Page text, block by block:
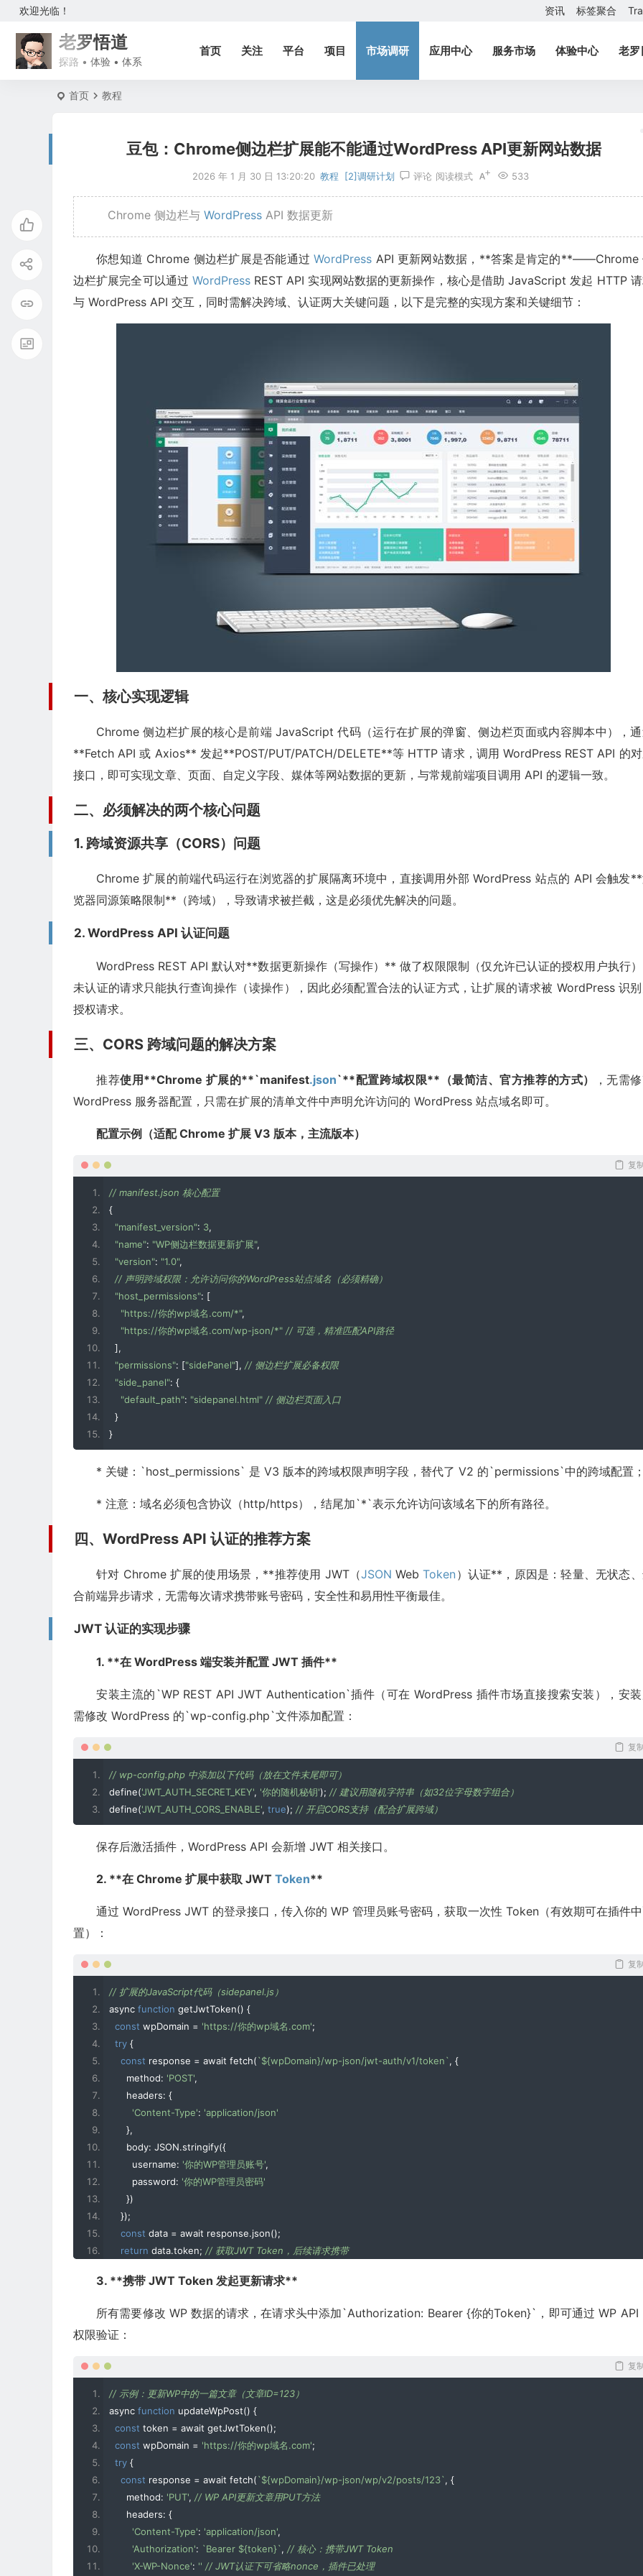
欢迎光临！ 资讯 标签聚合
老罗悟道
探路 • 体验 • 体系
首页 关注 平台 项目 市场调研 应用中心 服务市场 体验中心 老罗
首页 教程
豆包：Chrome侧边栏扩展能不能通过WordPress API更新网站数据
2026 年 1 月 30 日 13:20:20 教程 [2]调研计划 评论 533
阅读模式
Chrome 侧边栏与 WordPress API 数据更新
你想知道 Chrome 侧边栏扩展是否能通过WordPress API 更新网站数据，**答案是肯定的**——Chrome
边栏扩展完全可以通过WordPress REST API 实现网站数据的更新操作，核心是借助 JavaScript 发起 HTTP
与 WordPress API 交互，同时需解决跨域、认证两大关键问题，以下是完整的实现方案和关键细节：
一、核心实现逻辑
Chrome 侧边栏扩展的核心是前端 JavaScript 代码（运行在扩展的弹窗、侧边栏页面或内容脚本中），
**Fetch API 或 Axios** 发起**POST/PUT/PATCH/DELETE**等 HTTP 请求，调用 WordPress REST API 的
接口，即可实现文章、页面、自定义字段、媒体等网站数据的更新，与常规前端项目调用 API 的逻辑一致。
二、必须解决的两个核心问题
1. 跨域资源共享（CORS）问题
Chrome 扩展的前端代码运行在浏览器的扩展隔离环境中，直接调用外部 WordPress 站点的 API 会触发
览器同源策略限制**（跨域），导致请求被拦截，这是必须优先解决的问题。
2. WordPress API 认证问题
WordPress REST API 默认对**数据更新操作（写操作）** 做了权限限制（仅允许已认证的授权用户执行
未认证的请求只能执行查询操作（读操作），因此必须配置合法的认证方式，让扩展的请求被 WordPress 识
授权请求。
三、CORS 跨域问题的解决方案
推荐使用**Chrome 扩展的**`manifest.json`**配置跨域权限**（最简洁、官方推荐的方式）
，无需
WordPress 服务器配置，只需在扩展的清单文件中声明允许访问的 WordPress 站点域名即可。
配置示例（适配 Chrome 扩展 V3 版本，主流版本）
复
// manifest.json 核心配置
{
"manifest_version": 3,
"name": "WP侧边栏数据更新扩展",
"version": "1.0",
// 声明跨域权限：允许访问你的WordPress站点域名（必须精确）
"host_permissions": [
"https://你的wp域名.com/*",
"https://你的wp域名.com/wp-json/*" // 可选，精准匹配API路径
],
"permissions": ["sidePanel"], // 侧边栏扩展必备权限
"side_panel": {
"default_path": "sidepanel.html" // 侧边栏页面入口
}
}
* 关键：`host_permissions` 是 V3 版本的跨域权限声明字段，替代了 V2 的`permissions`中的跨域配置
* 注意：域名必须包含协议（http/https），结尾加`*`表示允许访问该域名下的所有路径。
四、WordPress API 认证的推荐方案
针对 Chrome 扩展的使用场景，**推荐使用 JWT（JSON WebToken ）认证**，原因是：轻量、无状态
合前端异步请求，无需每次请求携带账号密码，安全性和易用性平衡最佳。
JWT 认证的实现步骤
1. **在 WordPress 端安装并配置 JWT 插件**
安装主流的`WP REST API JWT Authentication`插件（可在 WordPress 插件市场直接搜索安装），安
需修改 WordPress 的`wp-config.php`文件添加配置：
复
// wp-config.php 中添加以下代码（放在文件末尾即可）
define('JWT_AUTH_SECRET_KEY', '你的随机秘钥'); // 建议用随机字符串（如32位字母数字组合）
define('JWT_AUTH_CORS_ENABLE', true); // 开启CORS支持（配合扩展跨域）
保存后激活插件，WordPress API 会新增 JWT 相关接口。
2. **在 Chrome 扩展中获取 JWT Token**
通过 WordPress JWT 的登录接口，传入你的 WP 管理员账号密码，获取一次性 Token（有效期可在插件
置）：
复
// 扩展的JavaScript代码（sidepanel.js）
async function getJwtToken() {
const wpDomain = 'https://你的wp域名.com';
try {
const response = await fetch(`${wpDomain}/wp-json/jwt-auth/v1/token`, {
      method
: 'POST',
      headers
: {
'Content-Type': 'application/json'
},
      body
: JSON.stringify({
        username
: '你的WP管理员账号',
        password
: '你的WP管理员密码'
})
});
const data = await response.json();
return data.token; // 获取JWT Token，后续请求携带
    console
.error ('获取Token失败：', error );
}
3. **携带 JWT Token 发起更新请求**
所有需要修改 WP 数据的请求，在请求头中添加`Authorization: Bearer {你的Token}`，即可通过 WP API
权限验证：
复
// 示例：更新WP中的一篇文章（文章ID=123）
async function updateWpPost() {
const token = await getJwtToken();
const wpDomain = 'https://你的wp域名.com';
try {
const response = await fetch(`${wpDomain}/wp-json/wp/v2/posts/123`, {
      method
: 'PUT', // WP API更新文章用PUT方法
      headers
: {
'Content-Type': 'application/json',
'Authorization': `Bearer ${token}`, // 核心：携带JWT Token
'X-WP-Nonce': '' // JWT认证下可省略nonce，插件已处理